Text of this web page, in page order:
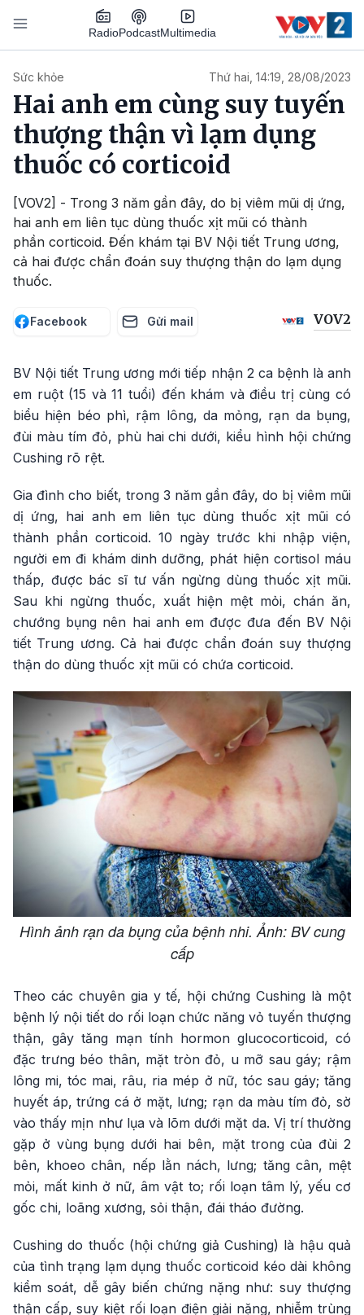
Nhảy đến nội dung
RadioPodcastMultimedia
Sức khỏe Thứ hai, 14:19, 28/08/2023
Hai anh em cùng suy tuyến
thượng thận vì lạm dụng
thuốc có corticoid
[VOV2] - Trong 3 năm gần đây, do bị viêm mũi dị ứng,
hai anh em liên tục dùng thuốc xịt mũi có thành
phần corticoid. Đến khám tại BV Nội tiết Trung ương,
cả hai được chẩn đoán suy thượng thận do lạm dụng
thuốc.
Facebook Gửi mail VOV2
BV Nội tiết Trung ương mới tiếp nhận 2 ca bệnh là anh
em ruột (15 và 11 tuổi) đến khám và điều trị cùng có
biểu hiện béo phì, rậm lông, da mỏng, rạn da bụng,
đùi màu tím đỏ, phù hai chi dưới, kiểu hình hội chứng
Cushing rõ rệt.
Gia đình cho biết, trong 3 năm gần đây, do bị viêm mũi
dị ứng, hai anh em liên tục dùng thuốc xịt mũi có
thành phần corticoid. 10 ngày trước khi nhập viện,
người em đi khám dinh dưỡng, phát hiện cortisol máu
thấp, được bác sĩ tư vấn ngừng dùng thuốc xịt mũi.
Sau khi ngừng thuốc, xuất hiện mệt mỏi, chán ăn,
chướng bụng nên hai anh em được đưa đến BV Nội
tiết Trung ương. Cả hai được chẩn đoán suy thượng
thận do dùng thuốc xịt mũi có chứa corticoid.
Hình ảnh rạn da bụng của bệnh nhi. Ảnh: BV cung
cấp
Theo các chuyên gia y tế, hội chứng Cushing là một
bệnh lý nội tiết do rối loạn chức năng vỏ tuyến thượng
thận, gây tăng mạn tính hormon glucocorticoid, có
đặc trưng béo thân, mặt tròn đỏ, u mỡ sau gáy; rậm
lông mi, tóc mai, râu, ria mép ở nữ, tóc sau gáy; tăng
huyết áp, trứng cá ở mặt, lưng; rạn da màu tím đỏ, sờ
vào thấy mịn như lụa và lõm dưới mặt da. Vị trí thường
gặp ở vùng bụng dưới hai bên, mặt trong của đùi 2
bên, khoeo chân, nếp lằn nách, lưng; tăng cân, mệt
mỏi, mất kinh ở nữ, âm vật to; rối loạn tâm lý, yếu cơ
gốc chi, loãng xương, sỏi thận, đái tháo đường.
Cushing do thuốc (hội chứng giả Cushing) là hậu quả
của tình trạng lạm dụng thuốc corticoid kéo dài không
kiểm soát, dễ gây biến chứng nặng như: suy thượng
thận cấp, suy kiệt rối loạn điện giải nặng, nhiễm trùng